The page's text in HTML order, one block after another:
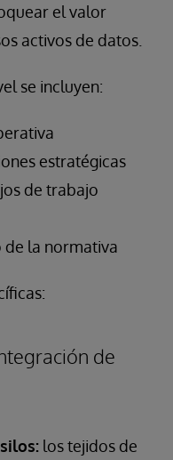
el valor
activos de datos.
se incluyen:
estratégicas
de trabajo
la normativa
de
los tejidos de